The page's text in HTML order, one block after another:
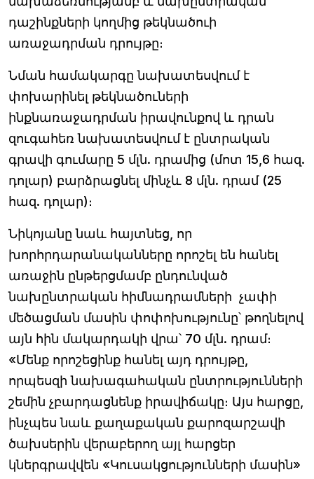
դաշինքների կողմից թեկնածուի
առաջադրման դրույթը։
Նման համակարգը նախատեսվում է
փոխարինել թեկնածուների
ինքնառաջադրման իրավունքով և դրան
զուգահեռ նախատեսվում է ընտրական
գրավի գումարը 5 մլն. դրամից (մոտ 15,6 հազ.
դոլար) բարձրացնել մինչև 8 մլն. դրամ (25
հազ. դոլար)։
Նիկոյանը նաև հայտնեց, որ
խորհրդարանականները որոշել են հանել
առաջին ընթերցմամբ ընդունված
նախընտրական հիմնադրամների չափի
մեծացման մասին փոփոխությունը՝ թողնելով
այն հին մակարդակի վրա՝ 70 մլն. դրամ։
«Մենք որոշեցինք հանել այդ դրույթը,
որպեսզի նախագահական ընտրությունների
շեմին չբարդացնենք իրավիճակը։ Այս հարցը,
ինչպես նաև քաղաքական քարոզարշավի
ծախսերին վերաբերող այլ հարցեր
կներգրավվեն «Կուսակցությունների մասին»